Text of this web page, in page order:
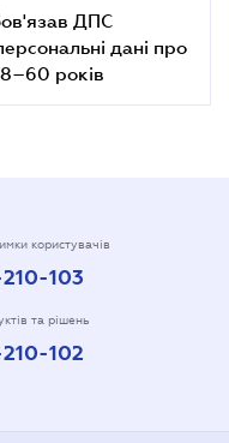
ДПС
дані про
років
користувачів
103
та рішень
102